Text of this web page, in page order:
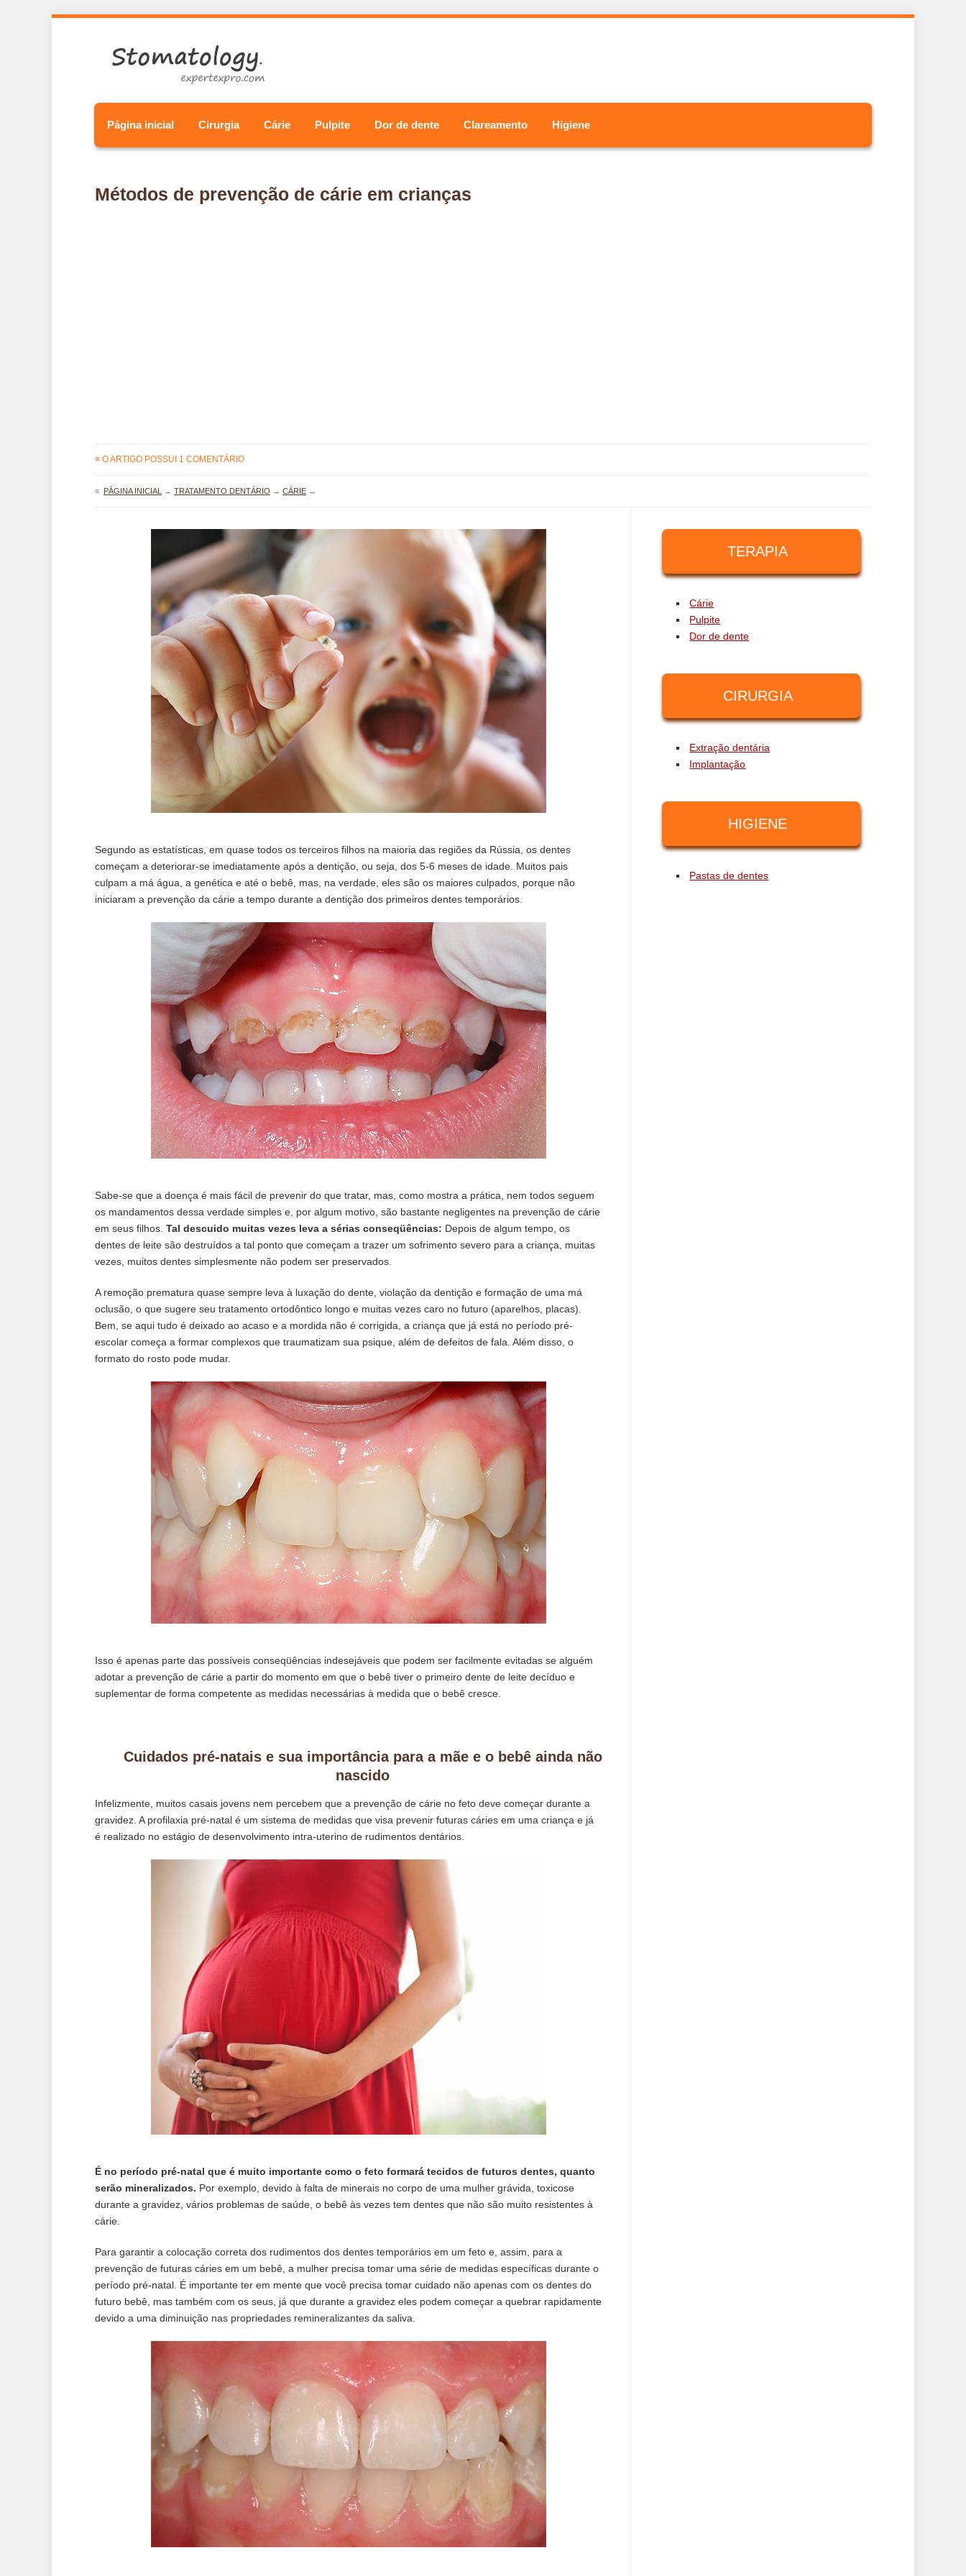
Página inicial Cirurgia Cárie Pulpite Dor de dente Clareamento Higiene
Métodos de prevenção de cárie em crianças
≡ O ARTIGO POSSUI 1 COMENTÁRIO
≡ PÁGINA INICIAL → TRATAMENTO DENTÁRIO → CÁRIE →
Segundo as estatísticas, em quase todos os terceiros filhos na maioria das regiões da Rússia, os dentes
começam a deteriorar-se imediatamente após a dentição, ou seja, dos 5-6 meses de idade. Muitos pais
culpam a má água, a genética e até o bebê, mas, na verdade, eles são os maiores culpados, porque não
iniciaram a prevenção da cárie a tempo durante a dentição dos primeiros dentes temporários.
Sabe-se que a doença é mais fácil de prevenir do que tratar, mas, como mostra a prática, nem todos seguem
os mandamentos dessa verdade simples e, por algum motivo, são bastante negligentes na prevenção de cárie
em seus filhos. Tal descuido muitas vezes leva a sérias conseqüências: Depois de algum tempo, os
dentes de leite são destruídos a tal ponto que começam a trazer um sofrimento severo para a criança, muitas
vezes, muitos dentes simplesmente não podem ser preservados.
A remoção prematura quase sempre leva à luxação do dente, violação da dentição e formação de uma má
oclusão, o que sugere seu tratamento ortodôntico longo e muitas vezes caro no futuro (aparelhos, placas).
Bem, se aqui tudo é deixado ao acaso e a mordida não é corrigida, a criança que já está no período pré-
escolar começa a formar complexos que traumatizam sua psique, além de defeitos de fala. Além disso, o
formato do rosto pode mudar.
Isso é apenas parte das possíveis conseqüências indesejáveis ​​que podem ser facilmente evitadas se alguém
adotar a prevenção de cárie a partir do momento em que o bebê tiver o primeiro dente de leite decíduo e
suplementar de forma competente as medidas necessárias à medida que o bebê cresce.
Cuidados pré-natais e sua importância para a mãe e o bebê ainda não
nascido
Infelizmente, muitos casais jovens nem percebem que a prevenção de cárie no feto deve começar durante a
gravidez. A profilaxia pré-natal é um sistema de medidas que visa prevenir futuras cáries em uma criança e já
é realizado no estágio de desenvolvimento intra-uterino de rudimentos dentários.
É no período pré-natal que é muito importante como o feto formará tecidos de futuros dentes, quanto
serão mineralizados. Por exemplo, devido à falta de minerais no corpo de uma mulher grávida, toxicose
durante a gravidez, vários problemas de saúde, o bebê às vezes tem dentes que não são muito resistentes à
cárie.
Para garantir a colocação correta dos rudimentos dos dentes temporários em um feto e, assim, para a
prevenção de futuras cáries em um bebê, a mulher precisa tomar uma série de medidas específicas durante o
período pré-natal. É importante ter em mente que você precisa tomar cuidado não apenas com os dentes do
futuro bebê, mas também com os seus, já que durante a gravidez eles podem começar a quebrar rapidamente
devido a uma diminuição nas propriedades remineralizantes da saliva.
TERAPIA
Cárie
Pulpite
Dor de dente
CIRURGIA
Extração dentária
Implantação
HIGIENE
Pastas de dentes